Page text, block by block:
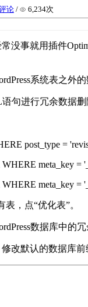
论 / 6,234次
没事就用插件
系统表之外的
句进行冗余数据
post_type =
meta_key =
meta_key =
，点“优化表”。
数据库中的
修改默认的数据库